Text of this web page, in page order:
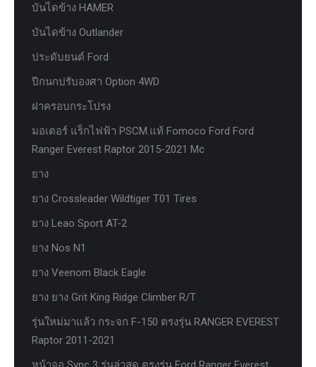
บันไดข้าง HAMER
บันไดข้าง Outlander
ประดับยนต์ Ford
ปีกนกปรับองศา Option 4WD
ฝาครอบกระโปรง
มอเตอร์ แร็กไฟฟ้า PSCM.แท้ Fomoco Ford Ford
Ranger Everest Raptor 2015-2021 Mc
ยาง
ยาง Crossleader Wildtiger T01 Tires
ยาง Leao Sport AT-2
ยาง Nos N1
ยาง Veenom Black Eagle
ยาง ยาง Grit King Ridge Climber R/T
รุ่นใหม่มาแล้ว กระจก F-150 ตรงรุ่น RANGER EVEREST
Raptor 2011-2021